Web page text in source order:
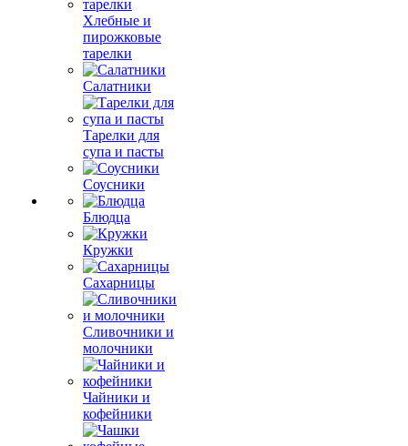
Хлебные и
пирожковые
тарелки
Салатники
Тарелки для
супа и пасты
Соусники
Блюдца
Кружки
Сахарницы
Сливочники и
молочники
Чайники и
кофейники